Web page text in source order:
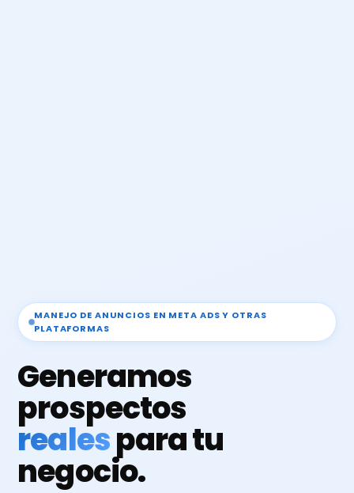
MANEJO DE ANUNCIOS EN META ADS Y OTRAS
PLATAFORMAS
Generamos
prospectos
realespara tu
negocio.